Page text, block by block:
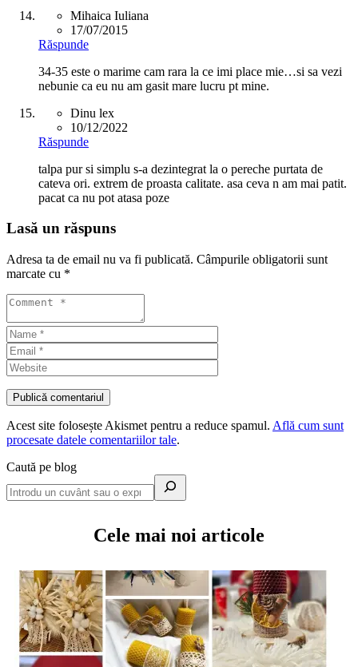
Mihaica Iuliana
17/07/2015
Răspunde
34-35 este o marime cam rara la ce imi place mie…si sa vezi
nebunie ca eu nu am gasit mare lucru pt mine.
Dinu lex
10/12/2022
Răspunde
talpa pur si simplu s-a dezintegrat la o pereche purtata de
cateva ori. extrem de proasta calitate. asa ceva n am mai patit.
pacat ca nu pot atasa poze
Lasă un răspuns
Adresa ta de email nu va fi publicată. Câmpurile obligatorii sunt
marcate cu *
Acest site folosește Akismet pentru a reduce spamul. Află cum sunt
procesate datele comentariilor tale.
Caută pe blog
Cele mai noi articole